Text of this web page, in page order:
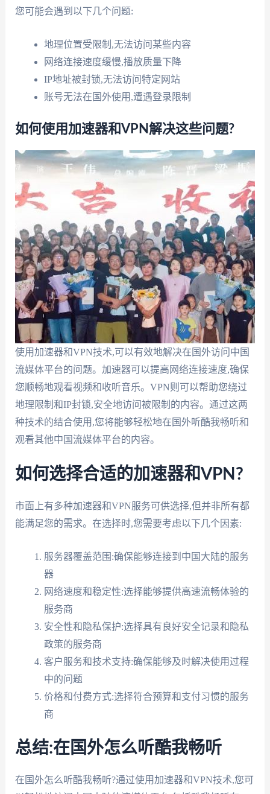
您可能会遇到以下几个问题:
地理位置受限制,无法访问某些内容
网络连接速度缓慢,播放质量下降
IP地址被封锁,无法访问特定网站
账号无法在国外使用,遭遇登录限制
如何使用加速器和VPN解决这些问题?
使用加速器和VPN技术,可以有效地解决在国外访问中国
流媒体平台的问题。加速器可以提高网络连接速度,确保
您顺畅地观看视频和收听音乐。VPN则可以帮助您绕过
地理限制和IP封锁,安全地访问被限制的内容。通过这两
种技术的结合使用,您将能够轻松地在国外听酷我畅听和
观看其他中国流媒体平台的内容。
如何选择合适的加速器和VPN?
市面上有多种加速器和VPN服务可供选择,但并非所有都
能满足您的需求。在选择时,您需要考虑以下几个因素:
服务器覆盖范围:确保能够连接到中国大陆的服务
器
网络速度和稳定性:选择能够提供高速流畅体验的
服务商
安全性和隐私保护:选择具有良好安全记录和隐私
政策的服务商
客户服务和技术支持:确保能够及时解决使用过程
中的问题
价格和付费方式:选择符合预算和支付习惯的服务
商
总结:在国外怎么听酷我畅听
在国外怎么听酷我畅听?通过使用加速器和VPN技术,您可